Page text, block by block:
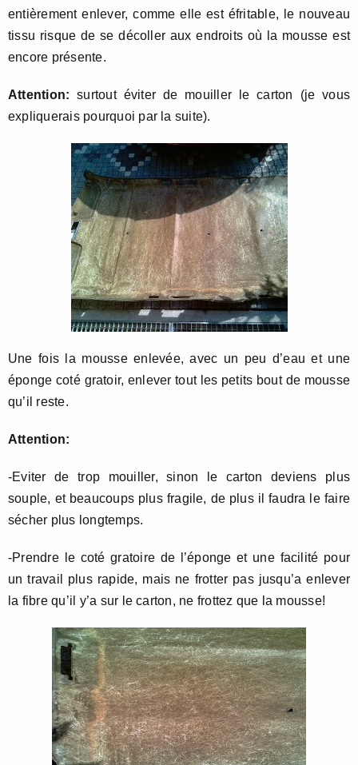
entièrement enlever, comme elle est éfritable, le nouveau
tissu risque de se décoller aux endroits où la mousse est
encore présente.
Attention: surtout éviter de mouiller le carton (je vous
expliquerais pourquoi par la suite).
Une fois la mousse enlevée, avec un peu d’eau et une
éponge coté gratoir, enlever tout les petits bout de mousse
qu’il reste.
Attention:
-Eviter de trop mouiller, sinon le carton deviens plus
souple, et beaucoups plus fragile, de plus il faudra le faire
sécher plus longtemps.
-Prendre le coté gratoire de l’éponge et une facilité pour
un travail plus rapide, mais ne frotter pas jusqu’a enlever
la fibre qu’il y’a sur le carton, ne frottez que la mousse!